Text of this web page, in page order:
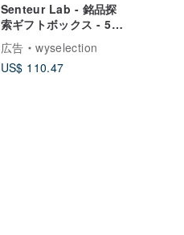
Senteur Lab - 銘品探
索ギフトボックス - 5ml
x 6本 香水 ギフト フレ
グランス
広告
wyselection
US$ 110.47